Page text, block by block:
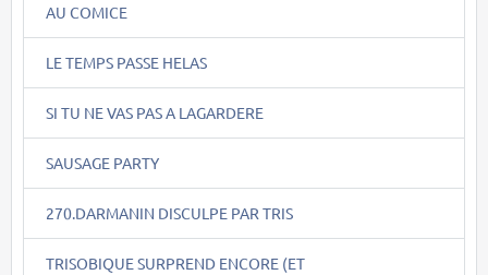
AU COMICE
LE TEMPS PASSE HELAS
SI TU NE VAS PAS A LAGARDERE
SAUSAGE PARTY
270.DARMANIN DISCULPE PAR TRIS
TRISOBIQUE SURPREND ENCORE (ET